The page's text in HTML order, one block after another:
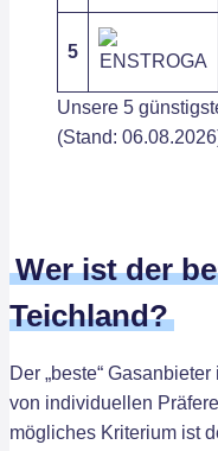
5
Unsere 5
(Stand:
Wer ist der
Teichland?
Der „beste“
von individuellen
mögliches Kriterium ist